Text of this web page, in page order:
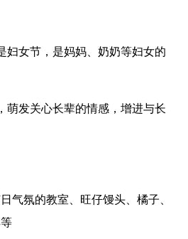
女节，是妈妈、奶奶等妇女的
发关心长辈的情感，增进与长
氛的教室、旺仔馒头、橘子、